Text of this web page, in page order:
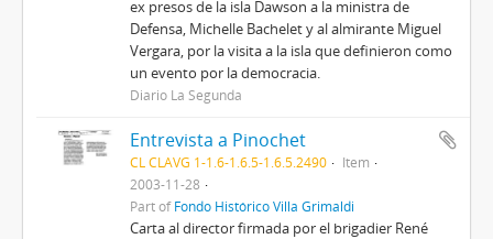
ex presos de la isla Dawson a la ministra de
Defensa, Michelle Bachelet y al almirante Miguel
Vergara, por la visita a la isla que definieron como
un evento por la democracia.
Diario La Segunda
Entrevista a Pinochet
CL CLAVG 1-1.6-1.6.5-1.6.5.2490
Item
2003-11-28
Part ofFondo Histórico Villa Grimaldi
Carta al director firmada por el brigadier René